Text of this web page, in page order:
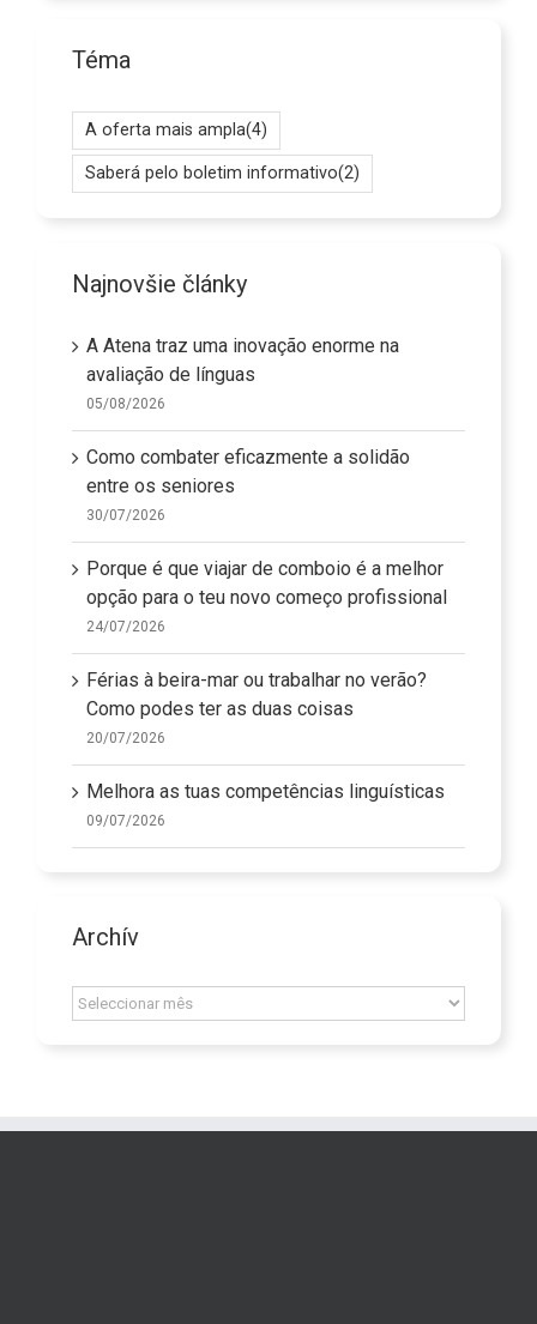
Téma
A oferta mais ampla(4)
Saberá pelo boletim informativo(2)
Najnovšie články
A Atena traz uma inovação enorme na
avaliação de línguas
05/08/2026
Como combater eficazmente a solidão
entre os seniores
30/07/2026
Porque é que viajar de comboio é a melhor
opção para o teu novo começo profissional
24/07/2026
Férias à beira-mar ou trabalhar no verão?
Como podes ter as duas coisas
20/07/2026
Melhora as tuas competências linguísticas
09/07/2026
Archív
Archív